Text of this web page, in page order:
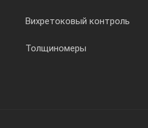
Вихретоковый контроль
Толщиномеры